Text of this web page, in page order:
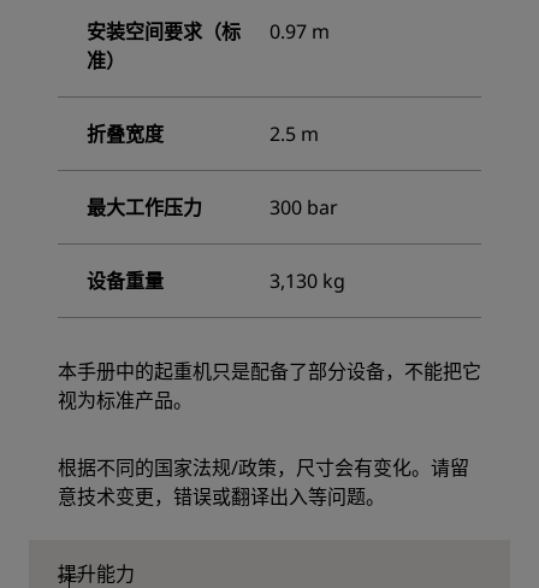
安装空间要求（标
准）
0.97 m
折叠宽度 2.5 m
最大工作压力 300 bar
设备重量 3,130 kg
本手册中的起重机只是配备了部分设备，不能把它
视为标准产品。
根据不同的国家法规/政策，尺寸会有变化。请留
意技术变更，错误或翻译出入等问题。
提升能力